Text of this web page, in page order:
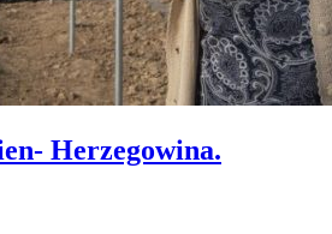
Herzegowina.